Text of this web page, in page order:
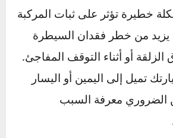
رمان بلي العجلات
فقد يحتاج إلى التشحيم أو
اهتزازات أثناء القيادة
ميكانيكي؟